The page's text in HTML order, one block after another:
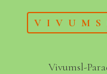
Vivumsl-